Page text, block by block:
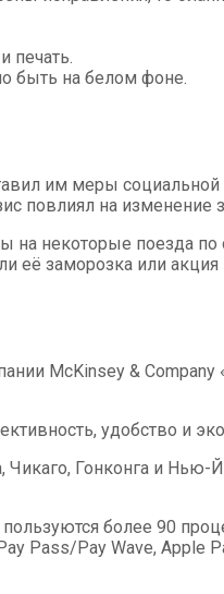
печать.
быть на белом фоне.
им меры
повлиял на изменение
на некоторые поезда
её заморозка или акция
McKinsey & Company
удобство и
Чикаго, Гонконга и
более 90
Pass/Pay Wave, Apple